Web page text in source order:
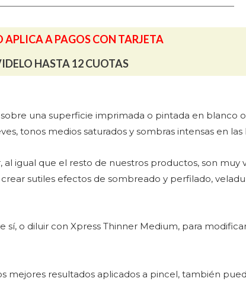
APLICA A PAGOS CON TARJETA
HASTA 12 CUOTAS
una superficie imprimada o pintada en blanco
tonos medios saturados y sombras intensas en
al igual que el resto de nuestros productos, son muy
sutiles efectos de sombreado y perfilado,
sí, o diluir con Xpress Thinner Medium, para
mejores resultados aplicados a pincel, también